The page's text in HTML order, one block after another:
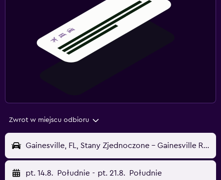
Zwrot w miejscu odbioru
Gainesville, FL, Stany Zjednoczone - Gainesville Regional (GNV)
pt. 14.8. Południe - pt. 21.8. Południe